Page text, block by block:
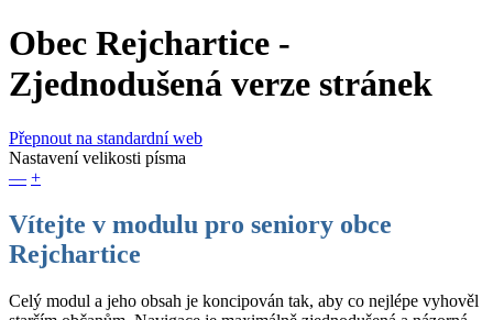
Obec Rejchartice -
Zjednodušená verze stránek
Přepnout na standardní web
Nastavení velikosti písma
— +
Vítejte v modulu pro seniory obce
Rejchartice
Celý modul a jeho obsah je koncipován tak, aby co nejlépe vyhověl